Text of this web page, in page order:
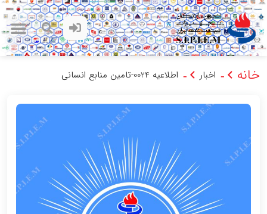
خانه - اخبار - اطلاعیه 0024-تامین منابع انسانی